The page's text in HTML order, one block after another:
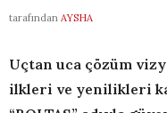
tarafından AYSHA
Uçtan uca çözüm
ilkleri ve yenilikleri